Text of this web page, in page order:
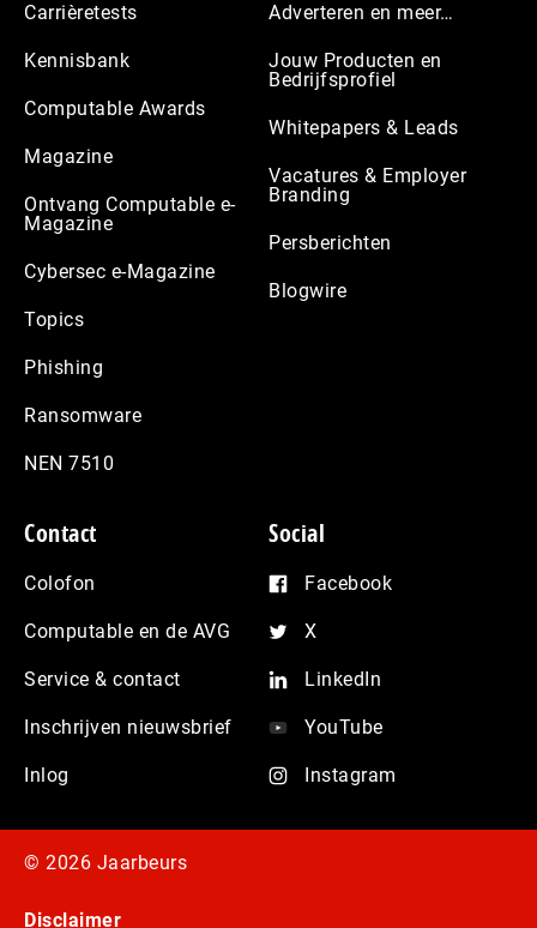
Carrièretests
Kennisbank
Computable Awards
Magazine
Ontvang Computable e-
Magazine
Cybersec e-Magazine
Topics
Phishing
Ransomware
NEN 7510
Adverteren en meer…
Jouw Producten en
Bedrijfsprofiel
Whitepapers & Leads
Vacatures & Employer
Branding
Persberichten
Blogwire
Contact
Colofon
Computable en de AVG
Service & contact
Inschrijven nieuwsbrief
Inlog
Social
Facebook
X
LinkedIn
YouTube
Instagram
© 2026 Jaarbeurs
Disclaimer